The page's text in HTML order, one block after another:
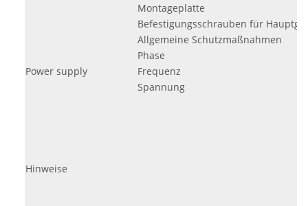
Montageplatte
Befestigungsschrauben für
Allgemeine Schutzmaßnahmen
Power supply
Phase
Frequenz
Spannung
Hinweise